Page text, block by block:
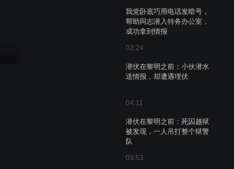
我党卧底巧用电话发暗号，
帮助同志潜入特务办公室，
成功拿到情报
02:24
潜伏在黎明之前：小伙潜水
送情报，却遭遇埋伏
04:11
潜伏在黎明之前：死囚越狱
被发现，一人吊打整个狱警
队
03:53